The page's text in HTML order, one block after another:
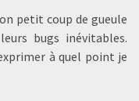
petit coup de gueule
bugs inévitables.
à quel point je